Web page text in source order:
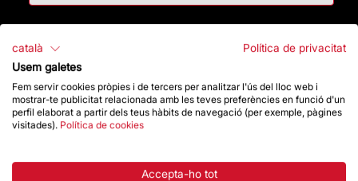
Destacats
La Fundació
Preguntes freqüents
Atenció al Visitant
català
Política de privacitat
Usem galetes
Fem servir cookies pròpies i de tercers per analitzar l'ús del lloc web i
mostrar-te publicitat relacionada amb les teves preferències en funció d'un
perfil elaborat a partir dels teus hàbits de navegació (per exemple, pàgines
visitades). Política de cookies
Accepta-ho tot